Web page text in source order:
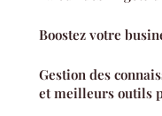
Boostez votre
Gestion des
et meilleurs outils